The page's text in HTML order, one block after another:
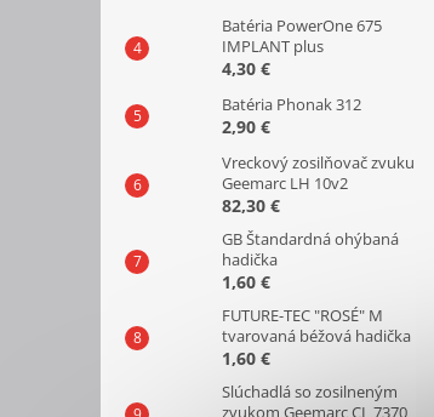
Batéria PowerOne 675
IMPLANT plus
4,30 €
Batéria Phonak 312
2,90 €
Vreckový zosilňovač zvuku
Geemarc LH 10v2
82,30 €
GB Štandardná ohýbaná
hadička
1,60 €
FUTURE-TEC "ROSÉ" M
tvarovaná béžová hadička
1,60 €
Slúchadlá so zosilneným
zvukom Geemarc CL 7370